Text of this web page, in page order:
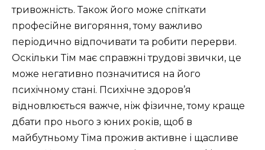
тривожність. Також його може спіткати
професійне вигоряння, тому важливо
періодично відпочивати та робити перерви.
Оскільки Тім має справжні трудові звички, це
може негативно позначитися на його
психічному стані. Психічне здоров’я
відновлюється важче, ніж фізичне, тому краще
дбати про нього з юних років, щоб в
майбутньому Тіма прожив активне і щасливе